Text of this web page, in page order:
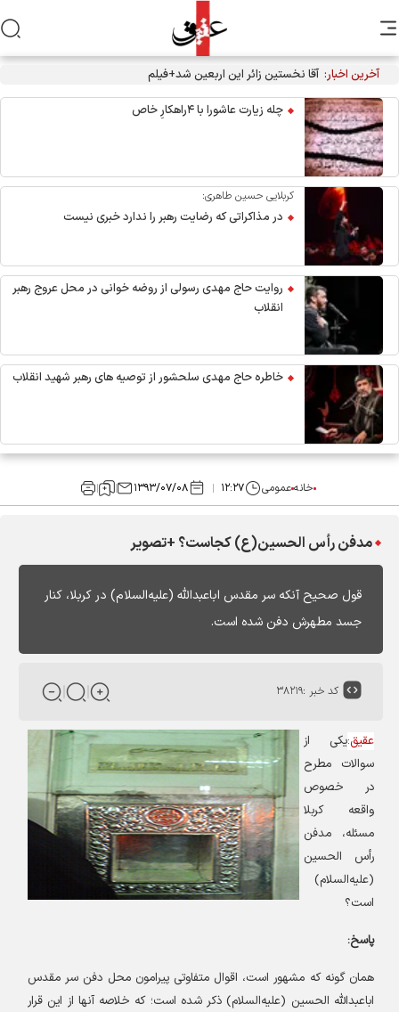
آخرین اخبار:
چله زیارت عاشورا با ۴راهکارِ خاص
کربلایی حسین طاهری:
در مذاکراتی که رضایت رهبر را ندارد خبری نیست
روایت حاج مهدی رسولی از روضه خوانی در محل عروج رهبر
انقلاب
خاطره حاج مهدی سلحشور از توصیه های رهبر شهید انقلاب
خانهعمومی ۱۲:۲۷ ۱۳۹۳/۰۷/۰۸
مدفن رأس الحسین(ع) کجاست؟ +تصویر
قول صحیح آنکه سر مقدس اباعبدالله (علیه‌السلام) در کربلا، کنار
جسد مطهرش دفن شده است.
کد خبر :۳۸۲۱۹
عقیق:یکی از
سوالات مطرح
در خصوص
واقعه کربلا
مسئله، مدفن
رأس الحسین
(علیه‌السلام)
است؟
پاسخ:
همان گونه که مشهور است، اقوال متفاوتی پیرامون محل دفن سر مقدس
اباعبدالله الحسین (علیه‌السلام) ذکر شده است؛ که خلاصه آنها از این قرار